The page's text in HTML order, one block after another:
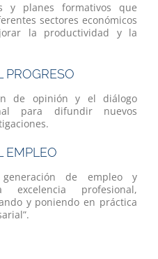
y planes formativos que
sectores económicos
la productividad y la
PROGRESO
de opinión y el diálogo
para difundir nuevos
EMPLEO
de empleo y
profesional,
y poniendo en práctica